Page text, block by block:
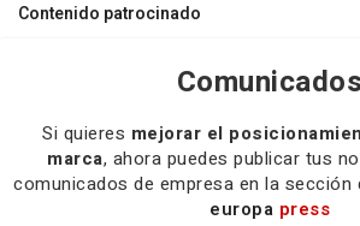
Contenido patrocinado
Comunicados
Si quieres mejorar el
marca, ahora puedes publicar tus
comunicados de empresa en la sección
europa press